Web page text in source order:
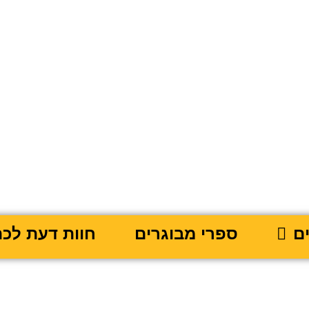
ספרי מבוגרים חוות דעת